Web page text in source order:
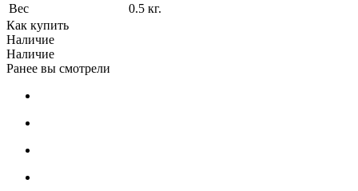
Вес
0.5 кг.
Как купить
Наличие
Наличие
Ранее вы смотрели